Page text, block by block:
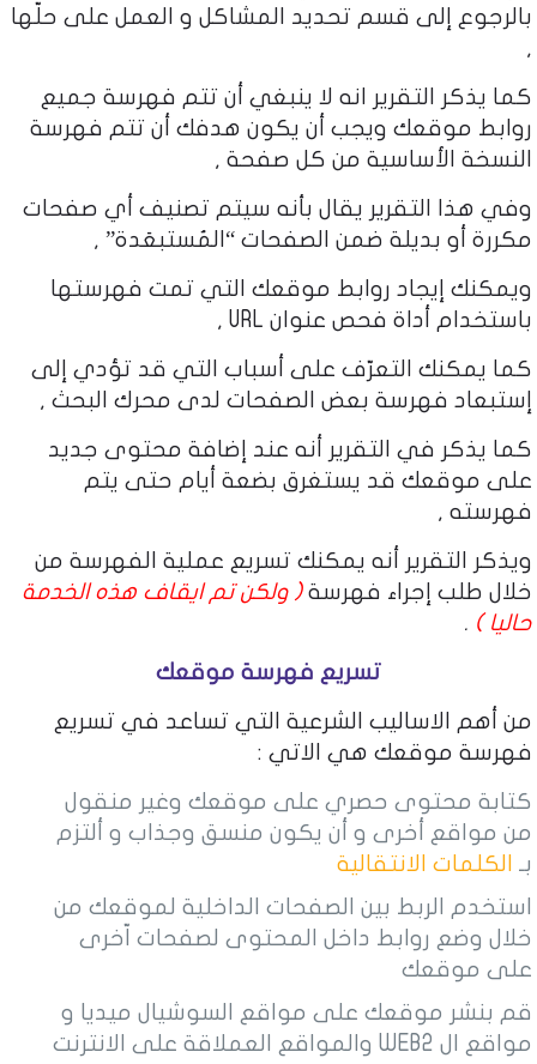
بالرجوع إلى قسم تحديد المشاكل و العمل على حلّها
,
كما يذكر التقرير انه لا ينبغي أن تتم فهرسة جميع
روابط موقعك ويجب أن يكون هدفك أن تتم فهرسة
النسخة الأساسية من كل صفحة ,
وفي هذا التقرير يقال بأنه سيتم تصنيف أي صفحات
مكررة أو بديلة ضمن الصفحات “المُستبعَدة” ,
ويمكنك إيجاد روابط موقعك التي تمت فهرستها
باستخدام أداة فحص عنوان URL ,
كما يمكنك التعرّف على أسباب التي قد تؤدي إلى
إستبعاد فهرسة بعض الصفحات لدى محرك البحث ,
كما يذكر في التقرير أنه عند إضافة محتوى جديد
على موقعك قد يستغرق بضعة أيام حتى يتم
فهرسته ,
ويذكر التقرير أنه يمكنك تسريع عملية الفهرسة من
خلال طلب إجراء فهرسة( ولكن تم ايقاف هذه الخدمة
حاليا ) .
تسريع فهرسة موقعك
من أهم الاساليب الشرعية التي تساعد في تسريع
فهرسة موقعك هي الاتي :
كتابة محتوى حصري على موقعك وغير منقول
من مواقع أخرى و أن يكون منسق وجذاب و ألتزم
بـ الكلمات الانتقالية
استخدم الربط بين الصفحات الداخلية لموقعك من
خلال وضع روابط داخل المحتوى لصفحات اّخرى
على موقعك
قم بنشر موقعك على مواقع السوشيال ميديا و
مواقع ال WEB2 والمواقع العملاقة على الانترنت